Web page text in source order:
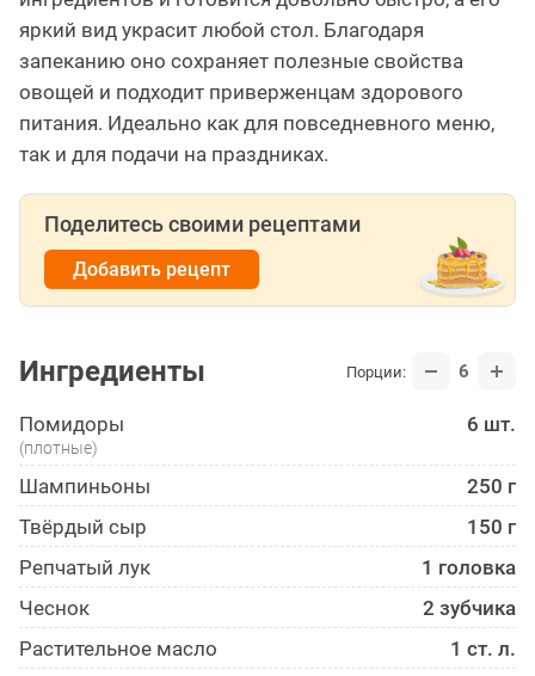
яркий вид украсит любой стол. Благодаря
запеканию оно сохраняет полезные свойства
овощей и подходит приверженцам здорового
питания. Идеально как для повседневного меню,
так и для подачи на праздниках.
Поделитесь своими рецептами
Добавить рецепт
Ингредиенты Порции: 6
Помидоры 6 шт.
(плотные)
Шампиньоны
250 г
Твёрдый сыр
150 г
Репчатый лук
1 головка
Чеснок
2 зубчика
Растительное масло
1 ст. л.